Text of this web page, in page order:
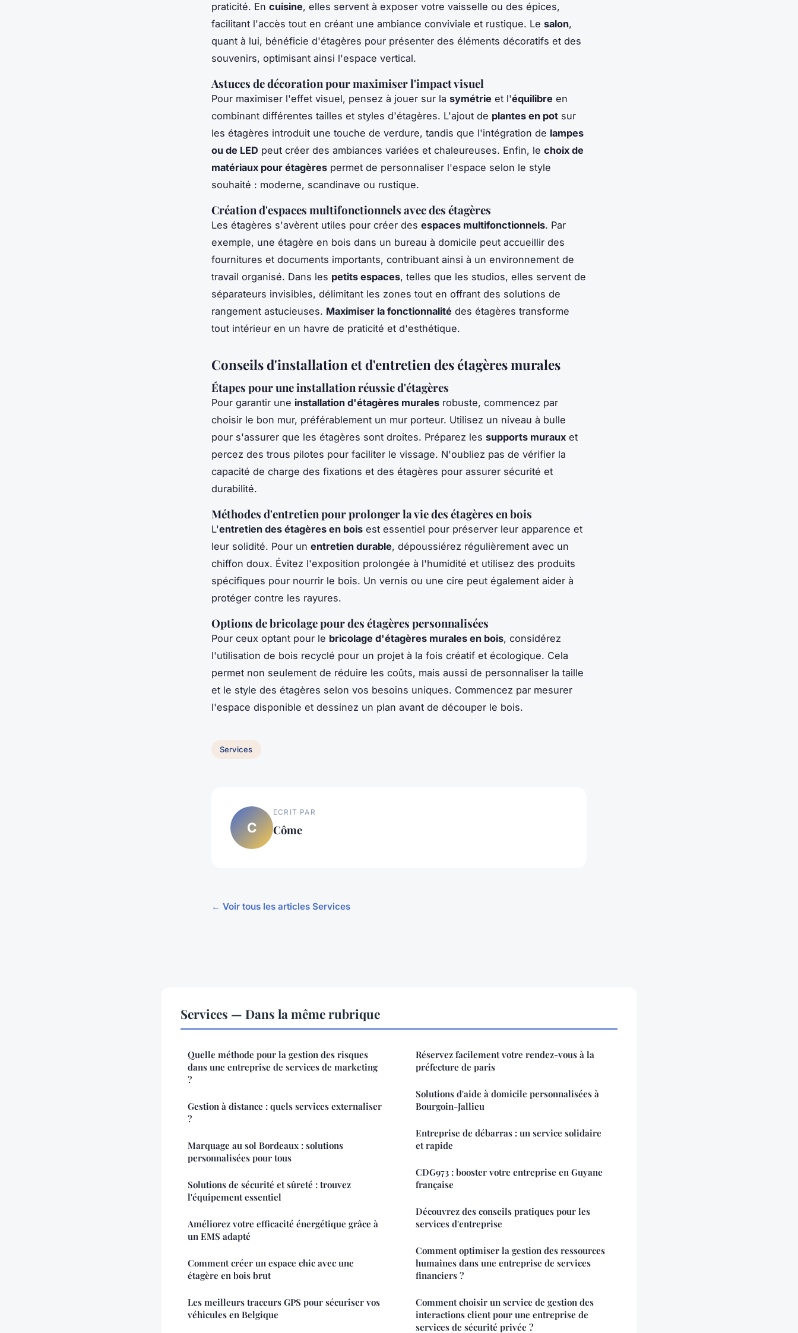
praticité. En cuisine, elles servent à exposer votre vaisselle ou des épices,
facilitant l'accès tout en créant une ambiance conviviale et rustique. Le salon,
quant à lui, bénéficie d'étagères pour présenter des éléments décoratifs et des
souvenirs, optimisant ainsi l'espace vertical.
Astuces de décoration pour maximiser l'impact visuel
Pour maximiser l'effet visuel, pensez à jouer sur la symétrie et l'équilibre en
combinant différentes tailles et styles d'étagères. L'ajout de plantes en pot sur
les étagères introduit une touche de verdure, tandis que l'intégration de lampes
ou de LED peut créer des ambiances variées et chaleureuses. Enfin, le choix de
matériaux pour étagères permet de personnaliser l'espace selon le style
souhaité : moderne, scandinave ou rustique.
Création d'espaces multifonctionnels avec des étagères
Les étagères s'avèrent utiles pour créer des espaces multifonctionnels. Par
exemple, une étagère en bois dans un bureau à domicile peut accueillir des
fournitures et documents importants, contribuant ainsi à un environnement de
travail organisé. Dans les petits espaces, telles que les studios, elles servent de
séparateurs invisibles, délimitant les zones tout en offrant des solutions de
rangement astucieuses. Maximiser la fonctionnalité des étagères transforme
tout intérieur en un havre de praticité et d'esthétique.
Conseils d'installation et d'entretien des étagères murales
Étapes pour une installation réussie d'étagères
Pour garantir une installation d'étagères murales robuste, commencez par
choisir le bon mur, préférablement un mur porteur. Utilisez un niveau à bulle
pour s'assurer que les étagères sont droites. Préparez les supports muraux et
percez des trous pilotes pour faciliter le vissage. N'oubliez pas de vérifier la
capacité de charge des fixations et des étagères pour assurer sécurité et
durabilité.
Méthodes d'entretien pour prolonger la vie des étagères en bois
L'entretien des étagères en bois est essentiel pour préserver leur apparence et
leur solidité. Pour un entretien durable, dépoussiérez régulièrement avec un
chiffon doux. Évitez l'exposition prolongée à l'humidité et utilisez des produits
spécifiques pour nourrir le bois. Un vernis ou une cire peut également aider à
protéger contre les rayures.
Options de bricolage pour des étagères personnalisées
Pour ceux optant pour le bricolage d'étagères murales en bois, considérez
l'utilisation de bois recyclé pour un projet à la fois créatif et écologique. Cela
permet non seulement de réduire les coûts, mais aussi de personnaliser la taille
et le style des étagères selon vos besoins uniques. Commencez par mesurer
l'espace disponible et dessinez un plan avant de découper le bois.
Services
C
ECRIT PAR
Côme
← Voir tous les articles Services
Services — Dans la même rubrique
Quelle méthode pour la gestion des risques
dans une entreprise de services de marketing
?
Gestion à distance : quels services externaliser
?
Marquage au sol Bordeaux : solutions
personnalisées pour tous
Solutions de sécurité et sûreté : trouvez
l'équipement essentiel
Améliorez votre efficacité énergétique grâce à
un EMS adapté
Comment créer un espace chic avec une
étagère en bois brut
Les meilleurs traceurs GPS pour sécuriser vos
véhicules en Belgique
Réservez facilement votre rendez-vous à la
préfecture de paris
Solutions d'aide à domicile personnalisées à
Bourgoin-Jallieu
Entreprise de débarras : un service solidaire
et rapide
CDG973 : booster votre entreprise en Guyane
française
Découvrez des conseils pratiques pour les
services d'entreprise
Comment optimiser la gestion des ressources
humaines dans une entreprise de services
financiers ?
Comment choisir un service de gestion des
interactions client pour une entreprise de
services de sécurité privée ?